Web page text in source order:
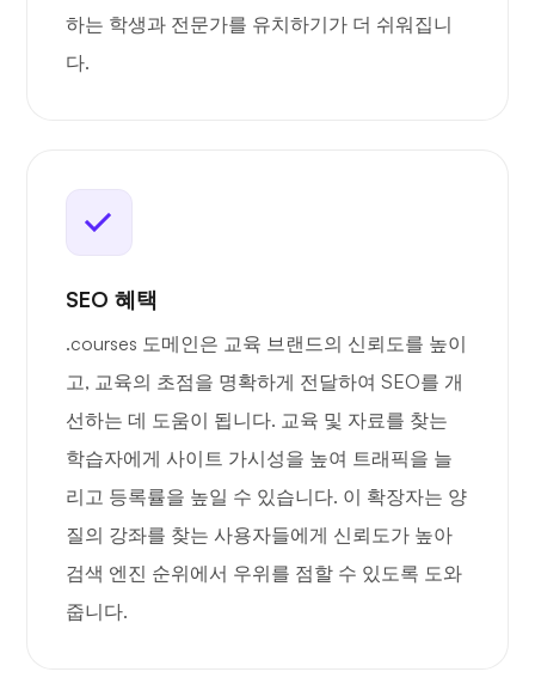
하는 학생과 전문가를 유치하기가 더 쉬워집니
다.
SEO 혜택
.courses 도메인은 교육 브랜드의 신뢰도를 높이
고, 교육의 초점을 명확하게 전달하여 SEO를 개
선하는 데 도움이 됩니다. 교육 및 자료를 찾는
학습자에게 사이트 가시성을 높여 트래픽을 늘
리고 등록률을 높일 수 있습니다. 이 확장자는 양
질의 강좌를 찾는 사용자들에게 신뢰도가 높아
검색 엔진 순위에서 우위를 점할 수 있도록 도와
줍니다.